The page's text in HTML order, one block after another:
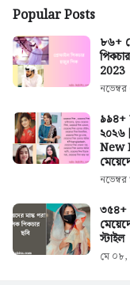
Popular Posts
৮৬+
2023
৯৯৪+
New
৩৫৪+
স্টাইল
মে